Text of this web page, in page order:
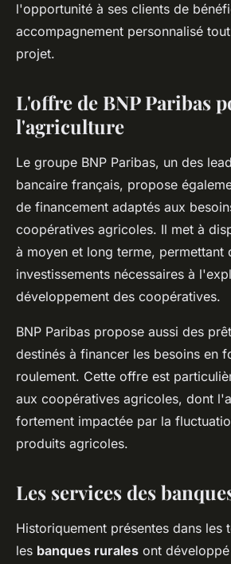
l'opportunité à ses clients de
accompagnement personnalisé
projet.
L'offre de BNP Paribas
l'agriculture
Le groupe BNP Paribas, un des
bancaire français, propose
de financement adaptés aux
coopératives agricoles. Il met à
à moyen et long terme, permettant
investissements nécessaires à
développement des coopératives.
BNP Paribas propose aussi des
destinés à financer les besoins en
roulement. Cette offre est
aux coopératives agricoles, dont
fortement impactée par la
produits agricoles.
Les services des
Historiquement présentes dans les
les banques rurales ont